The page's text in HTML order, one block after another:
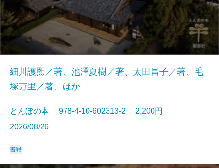
細川護熙／著、池澤夏樹／著、太田昌子／著、毛
塚万里／著、ほか
とんぼの本 978-4-10-602313-2 2,200円
2026/08/26
書籍